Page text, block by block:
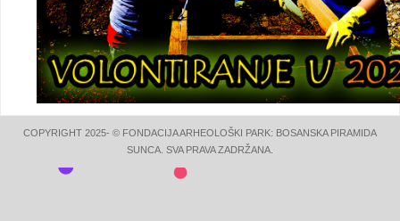
COPYRIGHT 2025- © FONDACIJA ARHEOLOŠKI PARK: BOSANSKA PIRAMIDA
SUNCA. SVA PRAVA ZADRŽANA.